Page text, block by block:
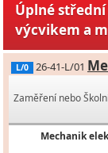
Úplné
výcvikem a
L/0 26-41-L/01
Zaměření nebo
Mechanik